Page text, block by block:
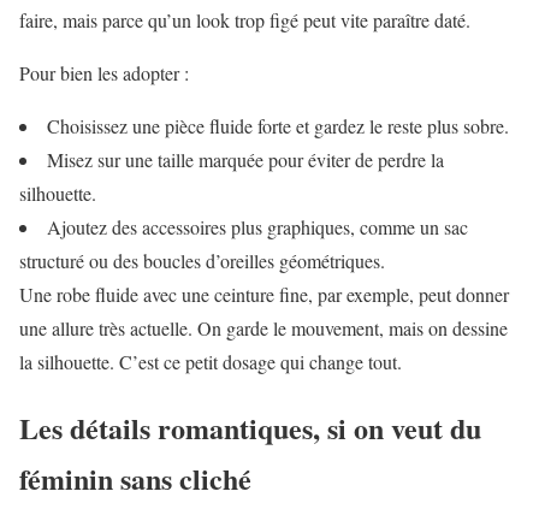
faire, mais parce qu’un look trop figé peut vite paraître daté.
Pour bien les adopter :
Choisissez une pièce fluide forte et gardez le reste plus sobre.
Misez sur une taille marquée pour éviter de perdre la
silhouette.
Ajoutez des accessoires plus graphiques, comme un sac
structuré ou des boucles d’oreilles géométriques.
Une robe fluide avec une ceinture fine, par exemple, peut donner
une allure très actuelle. On garde le mouvement, mais on dessine
la silhouette. C’est ce petit dosage qui change tout.
Les détails romantiques, si on veut du
féminin sans cliché